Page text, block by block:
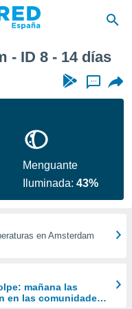
- ID 8 - 14 días
...
Menguante
Iluminada:43%
en Amsterdam
mañana las
en las comunidades